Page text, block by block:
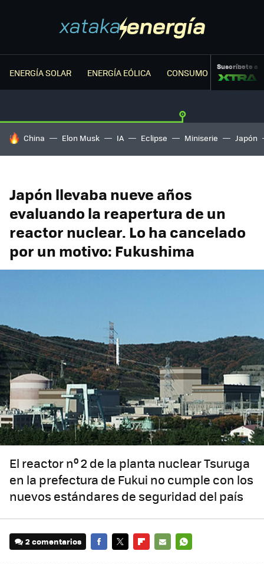
ENERGÍA SOLAR ENERGÍA EÓLICA CONSUMO ENERGÉTICO
Suscríbete a
HOY SE HABLA DE
China Elon Musk IA Eclipse Miniserie Japón
Japón llevaba nueve años
evaluando la reapertura de un
reactor nuclear. Lo ha cancelado
por un motivo: Fukushima
El reactor nº 2 de la planta nuclear Tsuruga
en la prefectura de Fukui no cumple con los
nuevos estándares de seguridad del país
2 comentarios